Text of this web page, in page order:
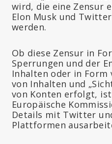
wird, die eine Zensur
Elon Musk und
werden.
Ob diese Zensur in
Sperrungen und der
Inhalten oder in Form
von Inhalten und
von Konten erfolgt,
Europäische
Details mit Twitter
Plattformen